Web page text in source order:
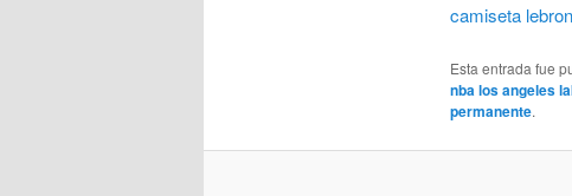
camiseta
Esta entrada fue
nba los angeles
permanente.